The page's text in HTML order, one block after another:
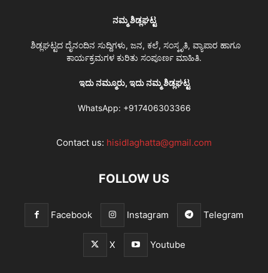
ನಮ್ಮ ಶಿಡ್ಲಘಟ್ಟ
ಶಿಡ್ಲಘಟ್ಟದ ದೈನಂದಿನ ಸುದ್ದಿಗಳು, ಜನ, ಕಲೆ, ಸಂಸ್ಕೃತಿ, ವ್ಯಾಪಾರ ಹಾಗೂ
ಕಾರ್ಯಕ್ರಮಗಳ ಕುರಿತು ಸಂಪೂರ್ಣ ಮಾಹಿತಿ.
ಇದು ನಮ್ಮೂರು, ಇದು ನಮ್ಮ ಶಿಡ್ಲಘಟ್ಟ
WhatsApp: +917406303366
Contact us: hisidlaghatta@gmail.com
FOLLOW US
Facebook Instagram Telegram
X Youtube